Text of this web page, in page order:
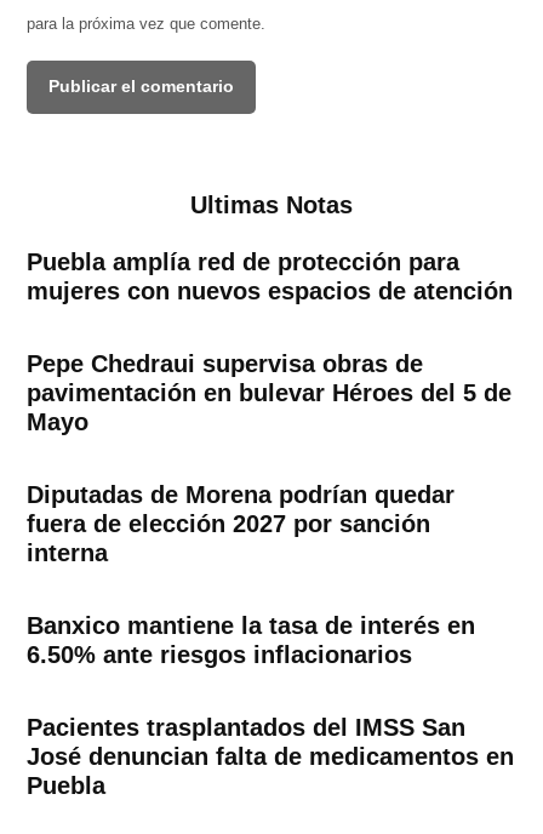
para la próxima vez que comente.
Ultimas Notas
Puebla amplía red de protección para
mujeres con nuevos espacios de atención
Pepe Chedraui supervisa obras de
pavimentación en bulevar Héroes del 5 de
Mayo
Diputadas de Morena podrían quedar
fuera de elección 2027 por sanción
interna
Banxico mantiene la tasa de interés en
6.50% ante riesgos inflacionarios
Pacientes trasplantados del IMSS San
José denuncian falta de medicamentos en
Puebla